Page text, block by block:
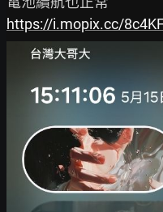
https://i.mopix.cc/